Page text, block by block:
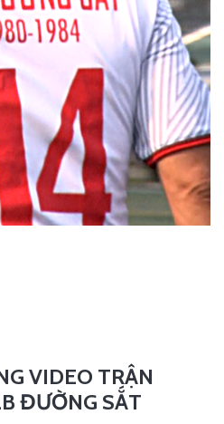
VIDEO TRẬN
ĐƯỜNG SẮT